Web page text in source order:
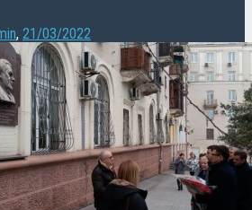
, 21/03/2022